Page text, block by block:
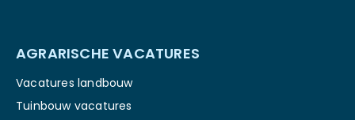
AGRARISCHE VACATURES
Vacatures landbouw
Tuinbouw vacatures